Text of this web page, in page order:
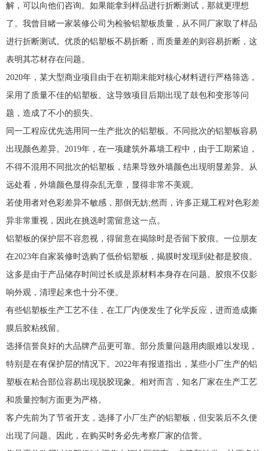
解，可以向他们咨询。如果能拿到样品进行折断测试，那就更理想
了。我曾目睹一家装修公司为检验铝塑板质量，从不同厂家取了样品
进行折断测试。优质的铝塑板不易折断，而质量差的则容易折断，这
表明其芯材存在问题。
2020年，某大型商业项目由于在初期未能对核心材料进行严格筛选，
采用了质量不佳的铝塑板。这导致项目后期出现了鼓包和变形等问
题，造成了不小的损失。
同一工程应优先选用同一生产批次的铝塑板。不同批次的铝塑板容易
出现颜色差异。2019年，在一项建筑外幕墙工程中，由于工期紧迫，
不得不混用不同批次的铝塑板，结果导致外墙颜色出现明显差异。从
远处看，外墙颜色显得杂乱无章，显得非常不美观。
若使用者对色彩差异不敏感，那倒无妨;然而，许多正规工程对色彩差
异非常重视，因此在挑选时需留意这一点。
铝塑板的保护层不容忽视，得留意在揭除时是否留下胶痕。一位朋友
在2023年自家装修时选购了低价铝塑板，揭膜时发现到处都是胶痕。
这多是由于产品储存时间过长或是原材料本身存在问题。胶痕不仅影
响外观，清理起来也十分不便。
有些铝塑板生产工艺不佳，在工厂内便发生了化学反应，进而造成撕
膜后胶粘残留。
选择信誉良好的大品牌产品更可靠。部分质量问题用肉眼难以发现，
特别是在有保护层的情况下。2022年有报道指出，某些小厂生产的铝
塑板在粘合部位容易出现脱胶现象。相对而言，知名厂家在生产工艺
和质量控制方面更为严格。
客户先前为了节省开支，选择了小厂生产的铝塑板，但安装后不久便
出现了问题。因此，在购买时务必先考察厂家的信誉。